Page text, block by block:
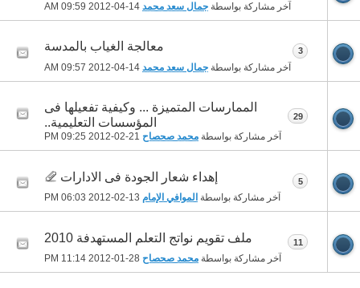
آخر مشاركة بواسطة جمال سعد محمد 09:59 AM
معالجة الغياب بالمدسة
آخر مشاركة بواسطة جمال سعد محمد 09:57 AM
3
الممارسات المتميزة ... وكيفية تفعيلها فى
المؤسسات التعليمية..
آخر مشاركة بواسطة محمد صحصاح 09:25 PM
29
إهداء شعار الجودة فى الادارات
آخر مشاركة بواسطة الموافي الإمام 06:03 PM
5
ملف تقويم نواتج التعلم المستهدفة 2010
آخر مشاركة بواسطة محمد صحصاح 11:14 PM
11